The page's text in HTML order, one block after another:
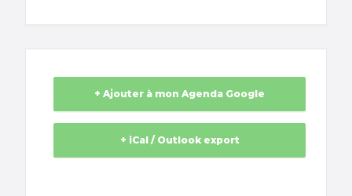
+ Ajouter à mon Agenda Google
+ iCal / Outlook export